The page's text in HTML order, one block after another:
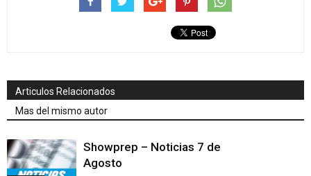
Articulos Relacionados
Mas del mismo autor
Showprep – Noticias 7 de
Agosto